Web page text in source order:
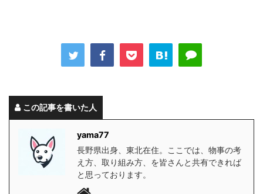
この記事を書いた人
yama77
長野県出身、東北在住。ここでは、物事の考
え方、取り組み方、を皆さんと共有できれば
と思っております。